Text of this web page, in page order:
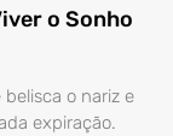
o Sonho
o nariz e
expiração.